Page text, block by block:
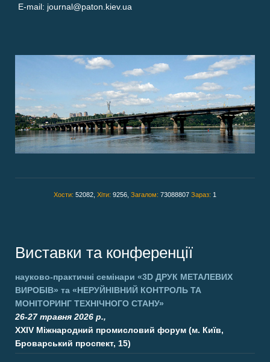
E-mail: journal@paton.kiev.ua
Хости: 52082, Хіти: 9256, Загалом: 73088807 Зараз: 1
Виставки та конференції
науково-практичні семінари «3D ДРУК МЕТАЛЕВИХ
ВИРОБІВ» та «НЕРУЙНІВНИЙ КОНТРОЛЬ ТА
МОНІТОРИНГ ТЕХНІЧНОГО СТАНУ»
26-27 травня 2026 р.,
XXIV Міжнародний промисловий форум (м. Київ,
Броварський проспект, 15)